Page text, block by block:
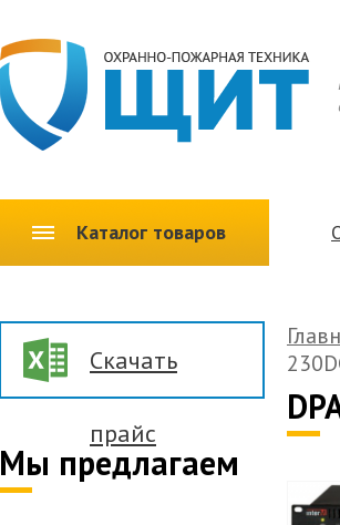
Каталог товаров
Скачать
прайс
Мы предлагаем